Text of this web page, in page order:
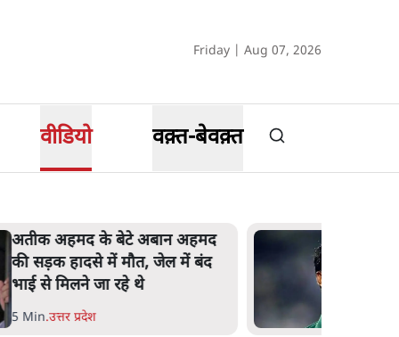
Friday | Aug 07, 2026
वीडियो वक़्त-बेवक़्त
अतीक अहमद के बेटे अबान अहमद
की सड़क हादसे में मौत, जेल में बंद
भाई से मिलने जा रहे थे
5 Min.उत्तर प्रदेश